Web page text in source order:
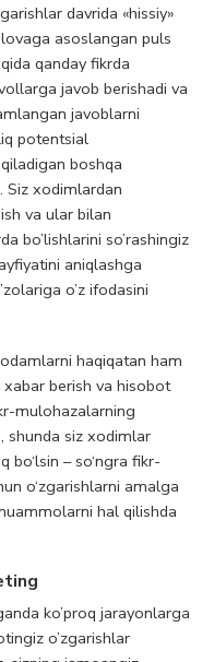
davrida «hissiy»
asoslangan puls
qanday fikrda
javob berishadi va
javoblarni
potentsial
boshqa
Siz xodimlardan
va ular bilan
bo’lishlarini so’rashingiz
aniqlashga
o’z ifodasini
haqiqatan ham
berish va hisobot
mulohazalarning
shunda siz xodimlar
bo‘lsin – so‘ngra fikr-
o‘zgarishlarni amalga
hal qilishda
ko’proq jarayonlarga
o’zgarishlar